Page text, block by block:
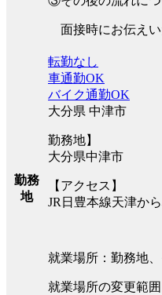
面接時にお伝えい
勤務
地
転勤なし
車通勤OK
バイク通勤OK
大分県 中津市
勤務地】
大分県中津市
【アクセス】
JR日豊本線天津か
就業場所：勤務地
就業場所の変更範